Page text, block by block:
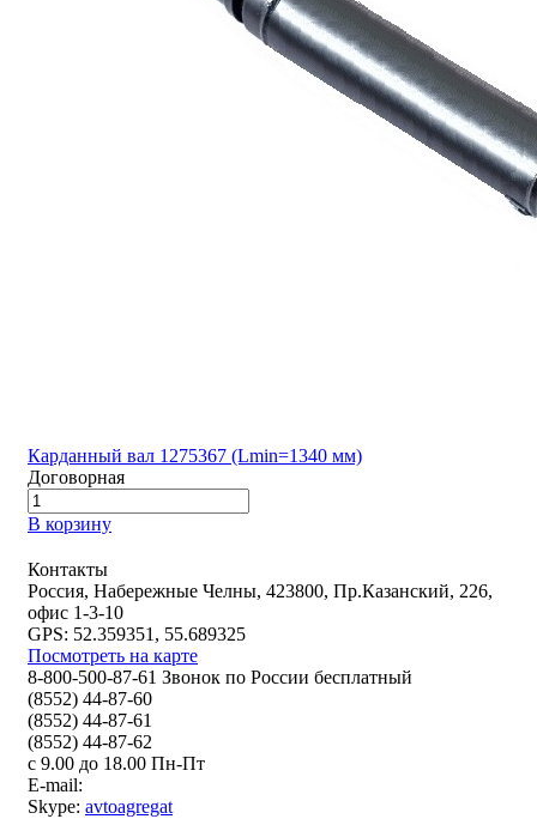
Карданный вал 1275367 (Lmin=1340 мм)
Договорная
В корзину
Контакты
Россия, Набережные Челны, 423800, Пр.Казанский, 226,
офис 1-3-10
GPS: 52.359351, 55.689325
Посмотреть на карте
8-800-500-87-61 Звонок по России бесплатный
(8552) 44-87-60
(8552) 44-87-61
(8552) 44-87-62
с 9.00 до 18.00 Пн-Пт
E-mail:
Skype: avtoagregat